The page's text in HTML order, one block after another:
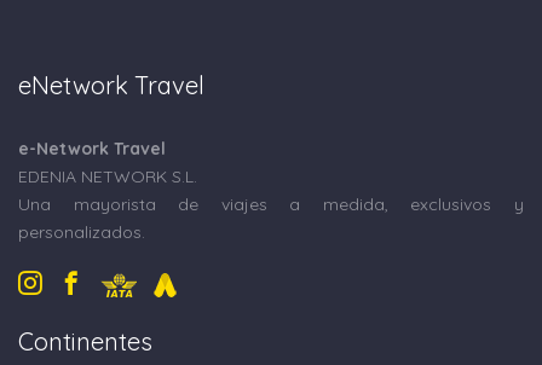
eNetwork Travel
e-Network Travel
EDENIA NETWORK S.L.
Una mayorista de viajes a medida, exclusivos y
personalizados.
Continentes